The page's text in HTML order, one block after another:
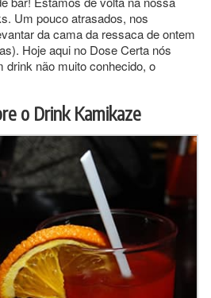
Um pouco atrasados, nos
da cama da ressaca de ontem
Hoje aqui no Dose Certa nós
drink não muito conhecido, o
o Drink Kamikaze